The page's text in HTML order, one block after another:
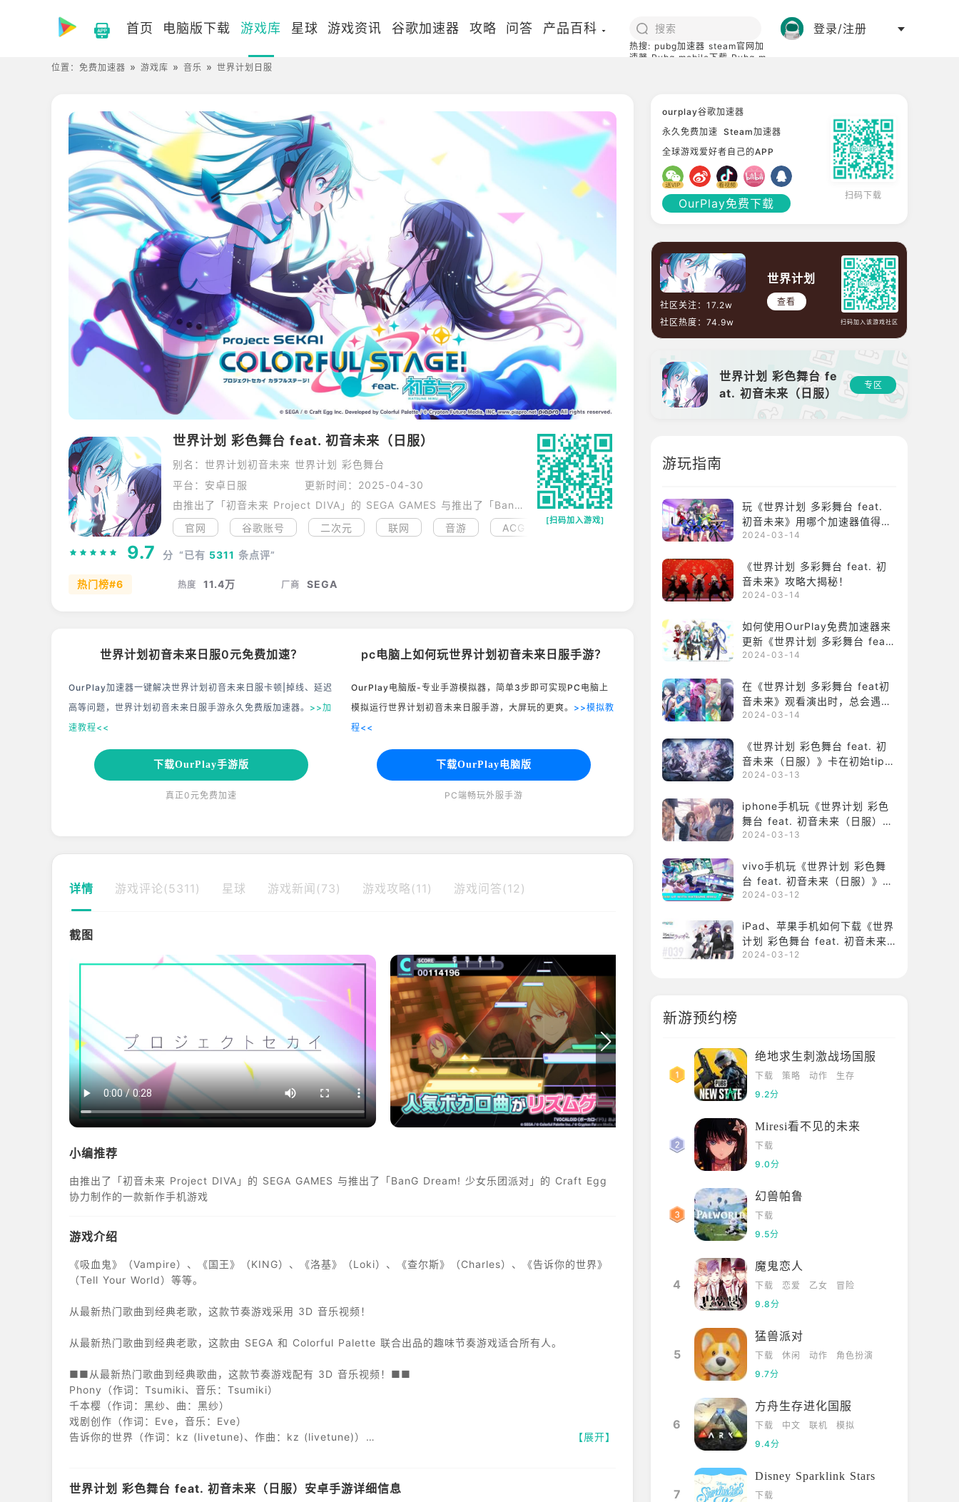
首页 电脑版下载 游戏库 星球 游戏资讯 谷歌加速器 攻略 问答 产品百科
热搜: pubg加速器 steam官网加
速器 Pubg mobile下载 Pubg m
登录/注册
位置： 免费加速器 游戏库 音乐 世界计划日服
世界计划 彩色舞台 feat. 初音未来（日服）
别名：世界计划初音未来 世界计划 彩色舞台
平台：安卓日服
更新时间：2025-04-30
由推出了「初音未来 Project DIVA」的 SEGA GAMES 与推出了「BanG Dream! 少女乐团派对」的 Craft Egg 协力制作的一款新作手机游戏
官网
谷歌账号 二次元 联网 音游 ACG 经典
[扫码加入游戏]
9.7 分 “已有 5311 条点评”
热门榜#6 热度 11.4万 厂商 SEGA
世界计划初音未来日服0元免费加速？
OurPlay加速器一键解决世界计划初音未来日服卡顿|掉线、延迟
高等问题，世界计划初音未来日服手游永久免费版加速器。 >>加
速教程<<
下载OurPlay手游版
真正0元免费加速
pc电脑上如何玩世界计划初音未来日服手游？
OurPlay电脑版-专业手游模拟器，简单3步即可实现PC电脑上
模拟运行世界计划初音未来日服手游，大屏玩的更爽。 >>模拟教
程<<
下载OurPlay电脑版
PC端畅玩外服手游
详情 游戏评论(5311) 星球 游戏新闻(73) 游戏攻略(11) 游戏问答(12)
截图
小编推荐
由推出了「初音未来 Project DIVA」的 SEGA GAMES 与推出了「BanG Dream! 少女乐团派对」的 Craft Egg
协力制作的一款新作手机游戏
游戏介绍
《吸血鬼》（Vampire）、《国王》（KING）、《洛基》（Loki）、《查尔斯》（Charles）、《告诉你的世界》
（Tell Your World）等等。
从最新热门歌曲到经典老歌，这款节奏游戏采用 3D 音乐视频！
从最新热门歌曲到经典老歌，这款由 SEGA 和 Colorful Palette 联合出品的趣味节奏游戏适合所有人。
■■从最新热门歌曲到经典歌曲，这款节奏游戏配有 3D 音乐视频！■■
Phony（作词：Tsumiki、音乐：Tsumiki）
千本樱（作词：黑纱、曲：黑纱）
戏剧创作（作词：Eve，音乐：Eve）
告诉你的世界（作词：kz (livetune)、作曲：kz (livetune)）
Vampire（作词：DECO*27、作曲：DECO*27）
【展开】
世界计划 彩色舞台 feat. 初音未来（日服）安卓手游详细信息
ourplay谷歌加速器
永久免费加速 Steam加速器
全球游戏爱好者自己的APP
OurPlay免费下载
扫码下载
社区关注： 17.2w
社区热度： 74.9w
世界计划
查看
扫码加入该游戏社区
世界计划 彩色舞台 fe
at. 初音未来（日服）
专区
游玩指南
玩《世界计划 多彩舞台 feat.
初音未来》用哪个加速器值得推
荐？
2024-03-14
《世界计划 多彩舞台 feat. 初
音未来》攻略大揭秘！
2024-03-14
如何使用OurPlay免费加速器来
更新《世界计划 多彩舞台 feat.
初音未来》
2024-03-14
在《世界计划 多彩舞台 feat初
音未来》观看演出时，总会遇到
弹窗提示“通信错误”怎么办？
2024-03-14
《世界计划 彩色舞台 feat. 初
音未来（日服）》卡在初始tips
界面怎么办？
2024-03-13
iphone手机玩《世界计划 彩色
舞台 feat. 初音未来（日服）》
为何卡顿？
2024-03-13
vivo手机玩《世界计划 彩色舞
台 feat. 初音未来（日服）》掉
线该如何解决？
2024-03-12
iPad、苹果手机如何下载《世界
计划 彩色舞台 feat. 初音未来
（日服）》
2024-03-12
新游预约榜
绝地求生刺激战场国服
下载 策略 动作
生存
9.2分
Miresi看不见的未来
下载
9.0分
幻兽帕鲁
下载
9.5分
4
魔鬼恋人
下载 恋爱 乙女
冒险
9.8分
5
猛兽派对
下载 休闲 动作
角色扮演
9.7分
6
方舟生存进化国服
下载 中文 联机
模拟
9.4分
7
Disney Sparklink Stars
下载